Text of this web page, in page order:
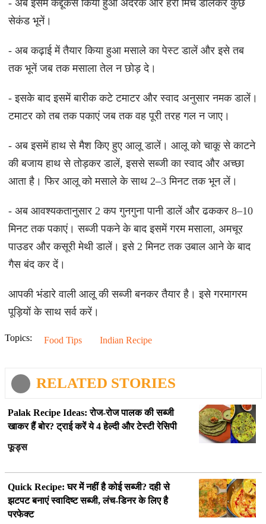
- अब इसमें कद्दूकस किया हुआ अदरक और हरी मिर्च डालकर कुछ
सेकंड भूनें।
- अब कढ़ाई में तैयार किया हुआ मसाले का पेस्ट डालें और इसे तब
तक भूनें जब तक मसाला तेल न छोड़ दे।
- इसके बाद इसमें बारीक कटे टमाटर और स्वाद अनुसार नमक डालें।
टमाटर को तब तक पकाएं जब तक वह पूरी तरह गल न जाए।
- अब इसमें हाथ से मैश किए हुए आलू डालें। आलू को चाकू से काटने
की बजाय हाथ से तोड़कर डालें, इससे सब्जी का स्वाद और अच्छा
आता है। फिर आलू को मसाले के साथ 2–3 मिनट तक भून लें।
- अब आवश्यकतानुसार 2 कप गुनगुना पानी डालें और ढककर 8–10
मिनट तक पकाएं। सब्जी पकने के बाद इसमें गरम मसाला, अमचूर
पाउडर और कसूरी मेथी डालें। इसे 2 मिनट तक उबाल आने के बाद
गैस बंद कर दें।
आपकी भंडारे वाली आलू की सब्जी बनकर तैयार है। इसे गरमागरम
पूड़ियों के साथ सर्व करें।
Topics: Food Tips Indian Recipe
RELATED STORIES
Palak Recipe Ideas: रोज-रोज पालक की सब्जी
खाकर हैं बोर? ट्राई करें ये 4 हेल्दी और टेस्टी रेसिपी
फूड्स
Quick Recipe: घर में नहीं है कोई सब्जी? दही से
झटपट बनाएं स्वादिष्ट सब्जी, लंच-डिनर के लिए है
परफेक्ट